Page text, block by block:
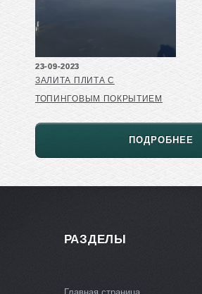
23-09-2023
ЗАЛИТА ПЛИТА С
ТОПИНГОВЫМ ПОКРЫТИЕМ
ПОДРОБНЕЕ
РАЗДЕЛЫ
Главная страница